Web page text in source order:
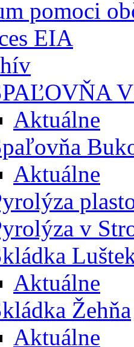
pomoci
EIA
Aktuálne
Aktuálne
v
Aktuálne
Žehňa
Aktuálne